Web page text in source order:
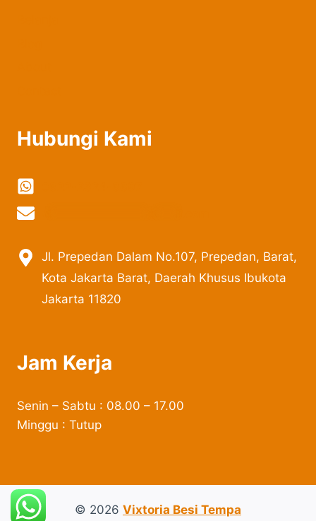
Hubungi Kami
Jl. Prepedan Dalam No.107, Prepedan, Barat,
Kota Jakarta Barat, Daerah Khusus Ibukota
Jakarta 11820
Jam Kerja
Senin – Sabtu : 08.00 – 17.00
Minggu : Tutup
© 2026 Vixtoria Besi Tempa